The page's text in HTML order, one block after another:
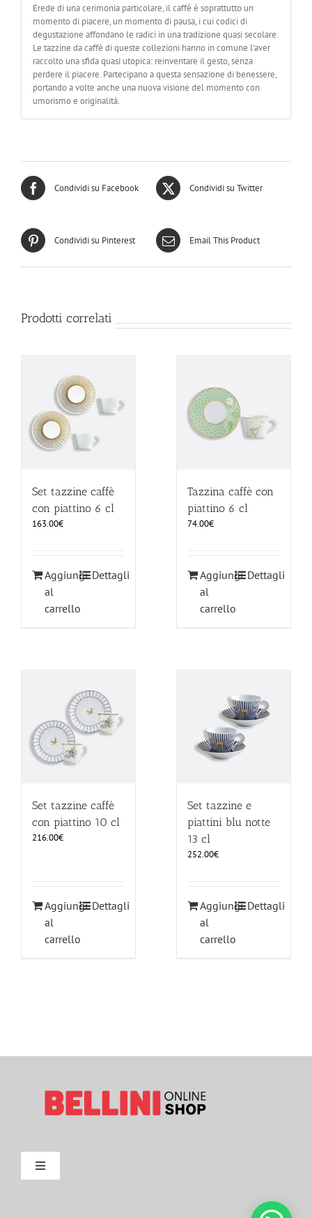
Erede di una cerimonia particolare, il caffè è soprattutto un
momento di piacere, un momento di pausa, i cui codici di
degustazione affondano le radici in una tradizione quasi secolare.
Le tazzine da caffè di queste collezioni hanno in comune l’aver
raccolto una sfida quasi utopica: reinventare il gesto, senza
perdere il piacere. Partecipano a questa sensazione di benessere,
portando a volte anche una nuova visione del momento con
umorismo e originalità.
Condividi su Facebook Condividi su Twitter
Condividi su Pinterest Email This Product
Prodotti correlati
Set tazzine caffè
con piattino 6 cl
163.00€
Aggiungi
al
carrello
Dettagli
Tazzina caffè con
piattino 6 cl
74.00€
Aggiungi
al
carrello
Dettagli
Set tazzine caffè
con piattino 10 cl
216.00€
Aggiungi
al
carrello
Dettagli
Set tazzine e
piattini blu notte
13 cl
252.00€
Aggiungi
al
carrello
Dettagli
Toggle